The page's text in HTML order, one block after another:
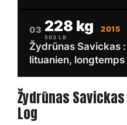
03 228 kg
503 LB
Žydrūnas Savickas
lituanien,
2015
Žydrūnas Savickas
Log